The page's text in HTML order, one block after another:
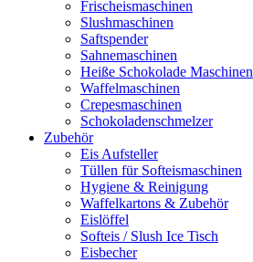
Frischeismaschinen
Slushmaschinen
Saftspender
Sahnemaschinen
Heiße Schokolade Maschinen
Waffelmaschinen
Crepesmaschinen
Schokoladenschmelzer
Zubehör
Eis Aufsteller
Tüllen für Softeismaschinen
Hygiene & Reinigung
Waffelkartons & Zubehör
Eislöffel
Softeis / Slush Ice Tisch
Eisbecher